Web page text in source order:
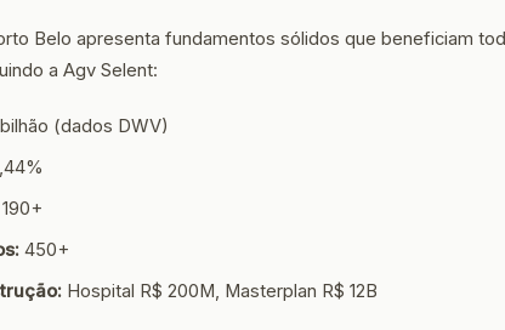
Belo apresenta fundamentos sólidos que beneficiam
a Agv Selent:
(dados DWV)
190+
450+
Hospital R$ 200M, Masterplan R$ 12B